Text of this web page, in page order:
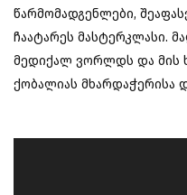
წარმომადგენლები,
ჩაატარეს მასტერკლასი.
მედიქალ ვორლდს და მის
ქობალიას მხარდაჭერისა